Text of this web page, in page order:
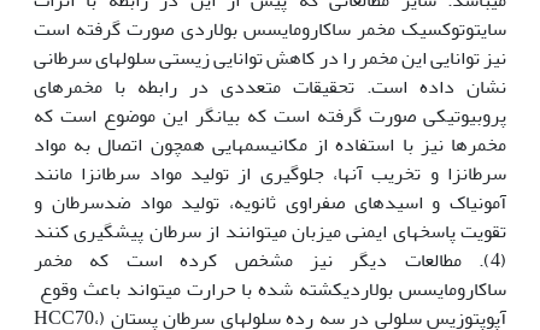
سایتوتوکسیک مخمر ساکارومایسس بولاردی صورت گرفته است
نیز توانایی این مخمر را در کاهش توانایی زیستی سلول‏های سرطانی
نشان داده است. تحقیقات متعددی در رابطه با مخمرهای
پروبیوتیکی صورت گرفته است که بیان‏گر این موضوع است که
مخمرها نیز با استفاده از مکانیسم‏هایی هم‏چون اتصال به مواد
سرطان‏زا و تخریب آن‏ها، جلوگیری از تولید مواد سرطان‏زا مانند
آمونیاک و اسیدهای صفراوی ثانویه، تولید مواد ضدسرطان و
تقویت پاسخ‏های ایمنی میزبان می‏توانند از سرطان پیش‏گیری کنند
(4). مطالعات دیگر نیز مشخص کرده است که مخمر
ساکارومایسس بولاردیکشته شده با حرارت می‏تواند باعث وقوع
آپوپتوزیس سلولی در سه رده سلول‏های سرطان پستان (HCC70،